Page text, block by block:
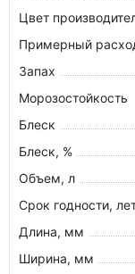
Цвет
Примерный
Запах
Морозостойкость
Блеск
Блеск, %
Объем, л
Срок годности,
Длина, мм
Ширина, мм